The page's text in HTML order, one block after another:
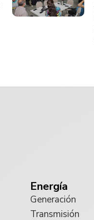
Energía
Generación
Transmisión